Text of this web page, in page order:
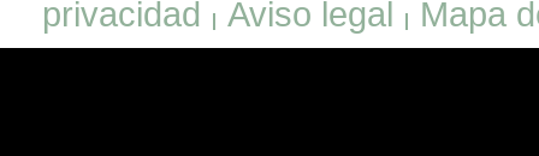
privacidad Aviso legal Mapa